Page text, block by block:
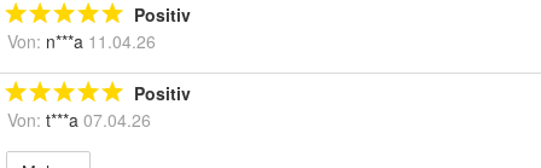
Positiv
Von: n***a 11.04.26
Positiv
Von: t***a 07.04.26